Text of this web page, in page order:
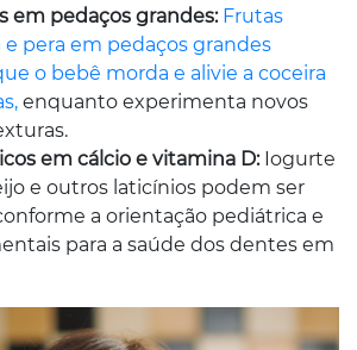
em pedaços grandes: Frutas
pera em pedaços grandes
o bebê morda e alivie a coceira
enquanto experimenta novos
em cálcio e vitamina D:Iogurte
e outros laticínios podem ser
a orientação pediátrica e
para a saúde dos dentes em